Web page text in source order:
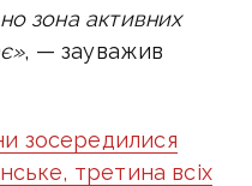
зона активних
, — зауважив
зосередилися
третина всіх